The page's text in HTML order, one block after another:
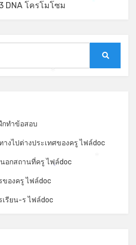
DNA โครโมโซม
กทำข้อสอบ
งไปต่างประเทศของครู ไฟล์doc
กสถานที่ครู ไฟล์doc
องครู ไฟล์doc
รียน-ร ไฟล์doc